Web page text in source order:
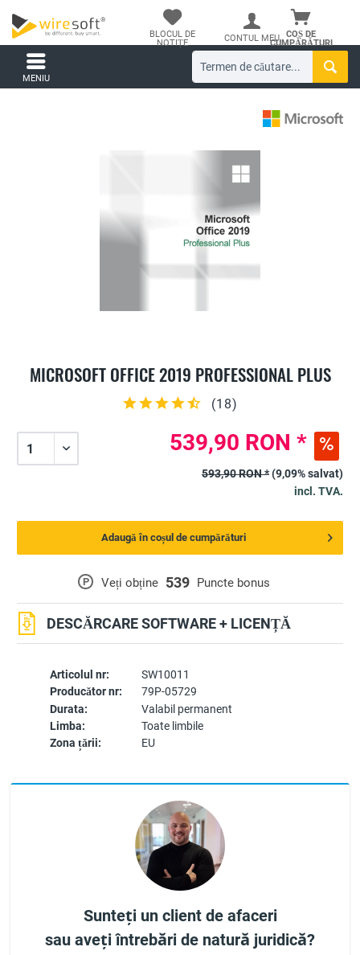
COȘ DE
CUMPĂRĂTURI
BLOCUL DE
NOTIȚE
CONTUL MEU
MENIU
MICROSOFT OFFICE 2019 PROFESSIONAL PLUS
(18)
Articolul nr:
SW10011
Producător nr:
79P-05729
Durata:
Valabil permanent
Limba:
Toate limbile
Zona țării:
EU
P Veți obține 539 Puncte bonus
DESCĂRCARE SOFTWARE + LICENȚĂ
539,90 RON *
593,90 RON *(9,09% salvat)
incl. TVA.
Adaugă în coșul de cumpărături
Sunteți un client de afaceri
sau aveți întrebări de natură juridică?